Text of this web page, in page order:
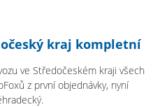
kraj kompletní
ve Středočeském kraji všech
z první objednávky, nyní